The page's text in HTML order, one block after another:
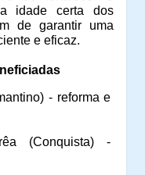
idade certa dos
de garantir uma
e eficaz.
- reforma e
(Conquista) -